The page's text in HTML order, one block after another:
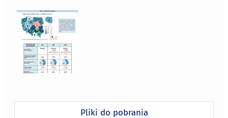
Pliki do pobrania